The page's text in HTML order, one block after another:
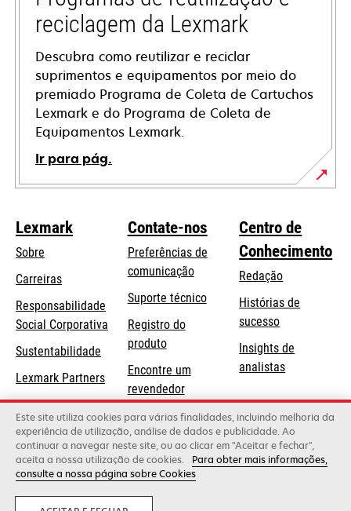
reciclagem da Lexmark
Descubra como reutilizar e reciclar
suprimentos e equipamentos por meio do
premiado Programa de Coleta de Cartuchos
Lexmark e do Programa de Coleta de
Equipamentos Lexmark.
Ir para pág.
Lexmark
Sobre
Carreiras
Responsabilidade
Social Corporativa opens
new
tab
Sustentabilidade
Lexmark Partners
Contate-nos
Preferências de
comunicação
Suporte técnicoopens
Registro do
produto
Encontre um
revendedor
Lista de
atacadistas
Centro de
Conhecimento
Redação
Histórias de
sucesso
Insights de
analistas
Lexmark International, Inc., uma empresa da Xerox
©2026 Todos os direitos reservados.
Este site utiliza cookies para várias finalidades, incluindo melhoria da
experiência de utilização, análise de dados e publicidade. Ao
continuar a navegar neste site, ou ao clicar em "Aceitar e fechar",
aceita a nossa utilização de cookies.
Para obter mais informações,
consulte a nossa página sobre Cookies